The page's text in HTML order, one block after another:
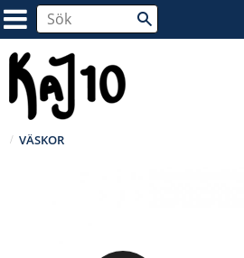
VÄSKOR